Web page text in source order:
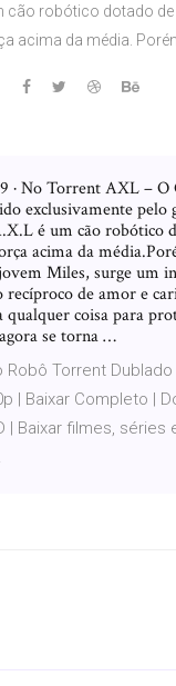
cão robótico dotado de
acima da média.
· No Torrent AXL – O
exclusivamente pelo
é um cão robótico
acima da
Miles, surge um
recíproco de amor e
qualquer coisa para
se torna …
Robô Torrent Dublado
| Baixar Completo |
| Baixar filmes, séries